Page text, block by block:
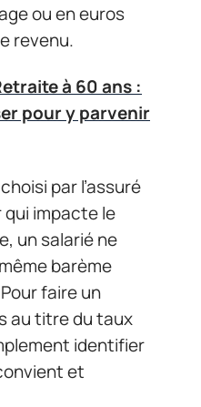
ou en euros
revenu.
à 60 ans :
pour y parvenir
par l’assuré
impacte le
un salarié ne
barème
faire un
au titre du taux
identifier
et